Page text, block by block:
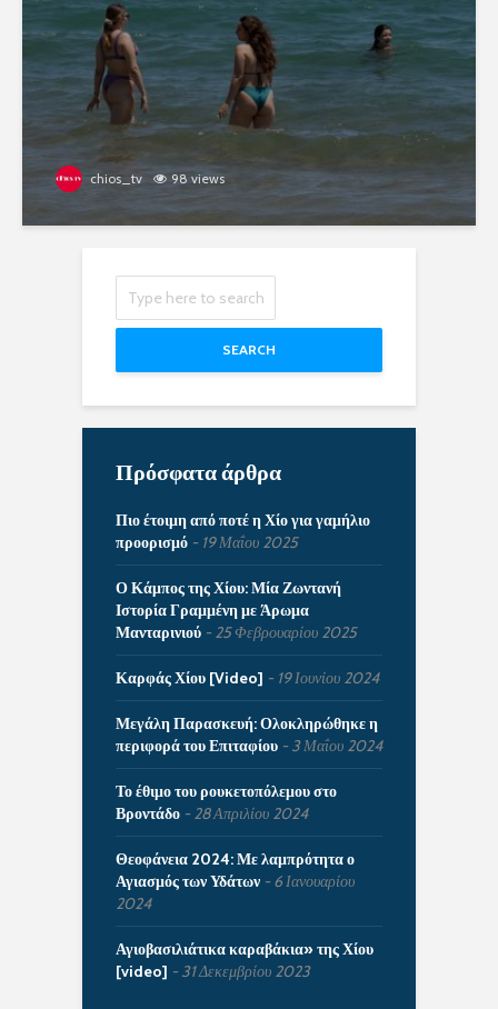
chios_tv 98 views
SEARCH
Πρόσφατα άρθρα
Πιο έτοιμη από ποτέ η Χίο για γαμήλιο
προορισμό
19 Μαΐου 2025
Ο Κάμπος της Χίου: Μία Ζωντανή
Ιστορία Γραμμένη με Άρωμα
Μανταρινιού
25 Φεβρουαρίου 2025
Καρφάς Χίου [Video] 19 Ιουνίου 2024
Μεγάλη Παρασκευή: Ολοκληρώθηκε η
περιφορά του Επιταφίου
3 Μαΐου 2024
Το έθιμο του ρουκετοπόλεμου στο
Βροντάδο
28 Απριλίου 2024
Θεοφάνεια 2024: Με λαμπρότητα ο
Αγιασμός των Υδάτων
6 Ιανουαρίου
2024
Αγιοβασιλιάτικα καραβάκια» της Χίου
[video]
31 Δεκεμβρίου 2023